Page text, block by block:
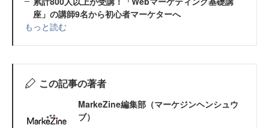
座」の講師9名から初心者マーケターへ
もっと読む
この記事の著者
MarkeZine編集部（マーケジンヘンシュウ
ブ）